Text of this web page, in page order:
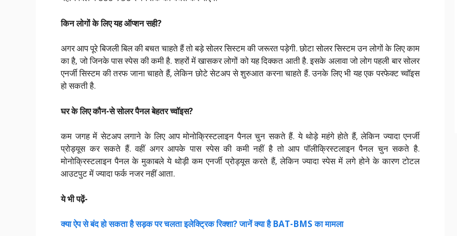
किन लोगों के लिए यह ऑप्शन सही?
अगर आप पूरे बिजली बिल की बचत चाहते हैं तो बड़े सोलर सिस्टम की जरूरत पड़ेगी. छोटा सोलर सिस्टम उन लोगों के लिए काम
का है, जो जिनके पास स्पेस की कमी है. शहरों में खासकर लोगों को यह दिक्कत आती है. इसके अलावा जो लोग पहली बार सोलर
एनर्जी सिस्टम की तरफ जाना चाहते हैं, लेकिन छोटे सेटअप से शुरुआत करना चाहते हैं. उनके लिए भी यह एक परफेक्ट च्वॉइस
हो सकती है.
घर के लिए कौन-से सोलर पैनल बेहतर च्वॉइस?
कम जगह में सेटअप लगाने के लिए आप मोनोक्रिस्टलाइन पैनल चुन सकते हैं. ये थोड़े महंगे होते हैं, लेकिन ज्यादा एनर्जी
प्रोड्यूस कर सकते हैं. वहीं अगर आपके पास स्पेस की कमी नहीं है तो आप पॉलीक्रिस्टलाइन पैनल चुन सकते है.
मोनोक्रिस्टलाइन पैनल के मुकाबले ये थोड़ी कम एनर्जी प्रोड्यूस करते हैं, लेकिन ज्यादा स्पेस में लगे होने के कारण टोटल
आउटपुट में ज्यादा फर्क नजर नहीं आता.
ये भी पढ़ें-
क्या ऐप से बंद हो सकता है सड़क पर चलता इलेक्ट्रिक रिक्शा? जानें क्या है BAT-BMS का मामला